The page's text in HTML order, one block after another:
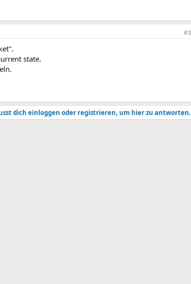
#3
state.
dich einloggen oder registrieren, um hier zu antworten.